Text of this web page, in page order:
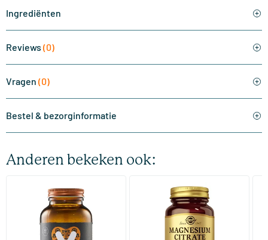
Ingrediënten
Reviews (0)
Vragen (0)
Bestel & bezorginformatie
Anderen bekeken ook:
(510)
Super Magnesium
60/​120 tabletten
(287)
Magnesium Citrate
(Magnesium Citraat)
60/​120 tabletten